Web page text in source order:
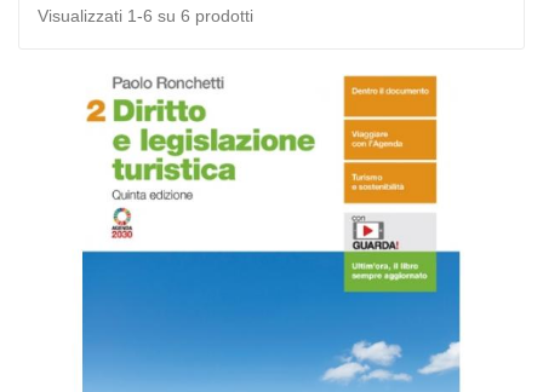
Visualizzati 1-6 su 6 prodotti